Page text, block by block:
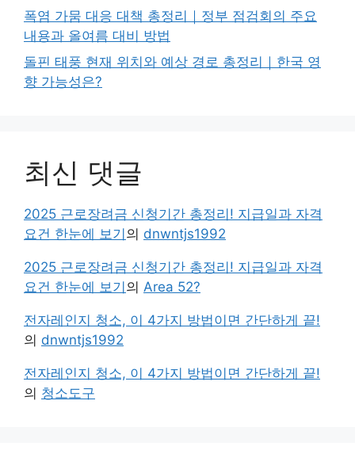
폭염 가뭄 대응 대책 총정리｜정부 점검회의 주요
내용과 올여름 대비 방법
돌핀 태풍 현재 위치와 예상 경로 총정리｜한국 영
향 가능성은?
최신 댓글
2025 근로장려금 신청기간 총정리! 지급일과 자격
요건 한눈에 보기 의 dnwntjs1992
2025 근로장려금 신청기간 총정리! 지급일과 자격
요건 한눈에 보기 의 Area 52?
전자레인지 청소, 이 4가지 방법이면 간단하게 끝!
의 dnwntjs1992
전자레인지 청소, 이 4가지 방법이면 간단하게 끝!
의 청소도구